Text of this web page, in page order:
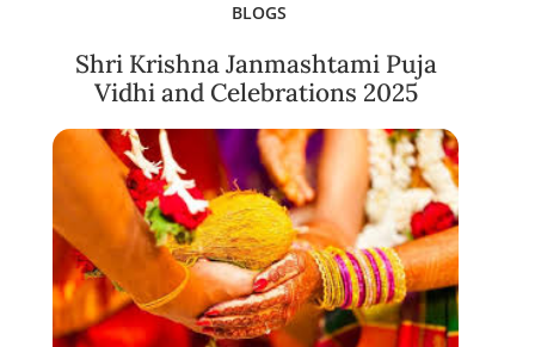
BLOGS
Shri Krishna Janmashtami Puja
Vidhi and Celebrations 2025